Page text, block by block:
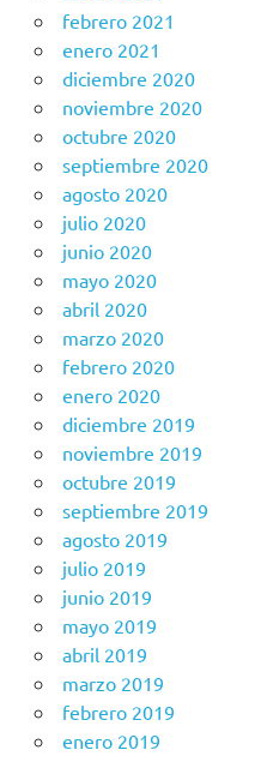
febrero 2021
enero 2021
diciembre 2020
noviembre 2020
octubre 2020
septiembre 2020
agosto 2020
julio 2020
junio 2020
mayo 2020
abril 2020
marzo 2020
febrero 2020
enero 2020
diciembre 2019
noviembre 2019
octubre 2019
septiembre 2019
agosto 2019
julio 2019
junio 2019
mayo 2019
abril 2019
marzo 2019
febrero 2019
enero 2019